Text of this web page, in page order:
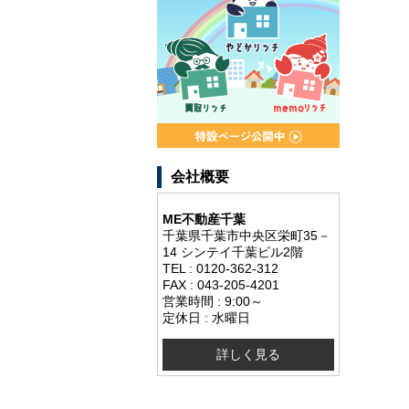
会社概要
ME不動産千葉
千葉県千葉市中央区栄町35－
14 シンテイ千葉ビル2階
TEL : 0120-362-312
FAX : 043-205-4201
営業時間 : 9:00～
定休日 : 水曜日
詳しく見る